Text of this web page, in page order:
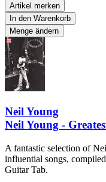
Artikel merken
In den Warenkorb
Menge ändern
Neil Young
Neil Young -
A fantastic selection of
influential songs,
Guitar Tab.